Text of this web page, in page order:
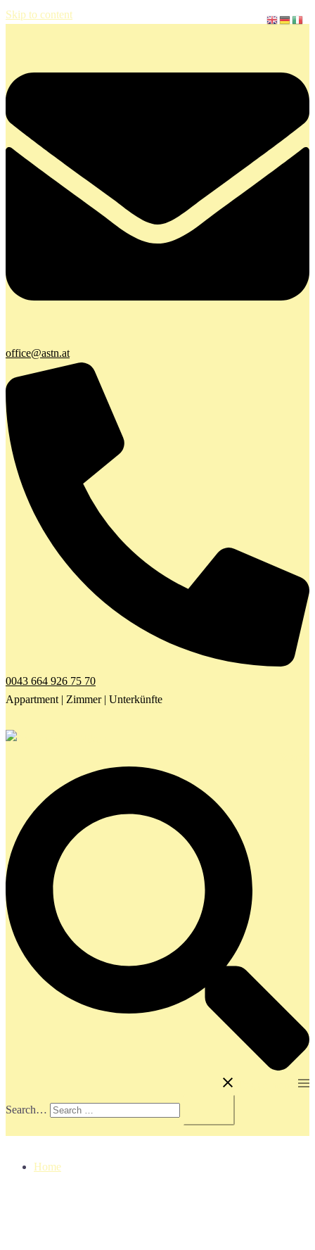
Skip to content
office@astn.at
0043 664 926 75 70
Appartment | Zimmer | Unterkünfte
Search…
Home